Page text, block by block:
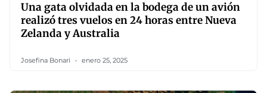
Una gata olvidada en la bodega de un avión
realizó tres vuelos en 24 horas entre Nueva
Zelanda y Australia
Josefina Bonari enero 25, 2025